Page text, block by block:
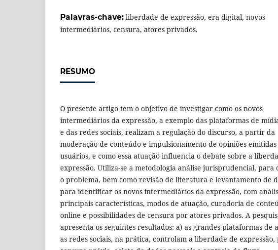
Palavras-chave: liberdade de expressão, era digital, novos
intermediários, censura, atores privados.
RESUMO
O presente artigo tem o objetivo de investigar como os novos
intermediários da expressão, a exemplo das plataformas de
e das redes sociais, realizam a regulação do discurso, a partir da
moderação de conteúdo e impulsionamento de opiniões emitidas
usuários, e como essa atuação influencia o debate sobre a
expressão. Utiliza-se a metodologia análise jurisprudencial,
o problema, bem como revisão de literatura e levantamento de
para identificar os novos intermediários da expressão, com
principais características, modos de atuação, curadoria de
online e possibilidades de censura por atores privados. A
apresenta os seguintes resultados: a) as grandes plataformas de
as redes sociais, na prática, controlam a liberdade de expressão,